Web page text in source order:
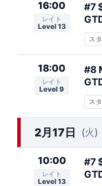
16:00
レイト
Level 13
#7
ス
18:00
レイト
Level 9
#8
ス
2月17日 (火)
10:00
レイト
Level 13
#7